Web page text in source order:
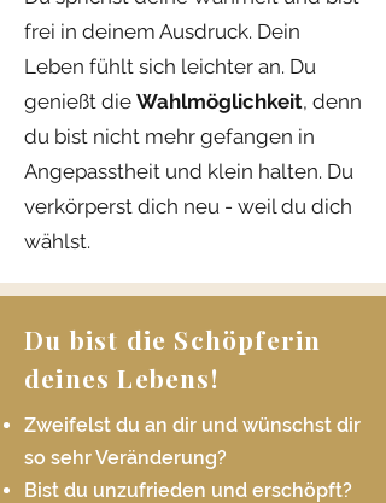
frei in deinem Ausdruck. Dein
Leben fühlt sich leichter an. Du
genießt die Wahlmöglichkeit, denn
du bist nicht mehr gefangen in
Angepasstheit und klein halten. Du
verkörperst dich neu - weil du dich
wählst.
Du bist die Schöpferin
deines Lebens!
Zweifelst du an dir und wünschst dir
so sehr Veränderung?
Bist du unzufrieden und erschöpft?